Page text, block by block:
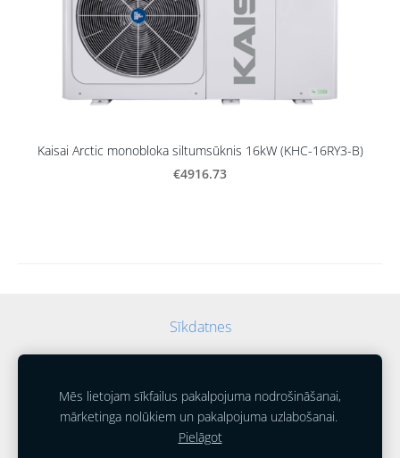
Kaisai Arctic monobloka siltumsūknis 16kW (KHC-16RY3-B)
€4916.73
Sīkdatnes
Mēs lietojam sīkfailus pakalpojuma nodrošināšanai,
mārketinga nolūkiem un pakalpojuma uzlabošanai.
Pielāgot